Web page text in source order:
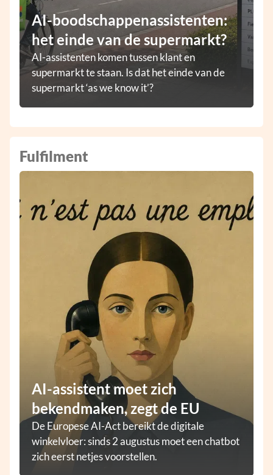
AI-boodschappenassistenten:
het einde van de supermarkt?
AI-assistenten komen tussen klant en
supermarkt te staan. Is dat het einde van de
supermarkt ‘as we know it’?
Fulfilment
AI-assistent moet zich
bekendmaken, zegt de EU
De Europese AI-Act bereikt de digitale
winkelvloer: sinds 2 augustus moet een chatbot
zich eerst netjes voorstellen.